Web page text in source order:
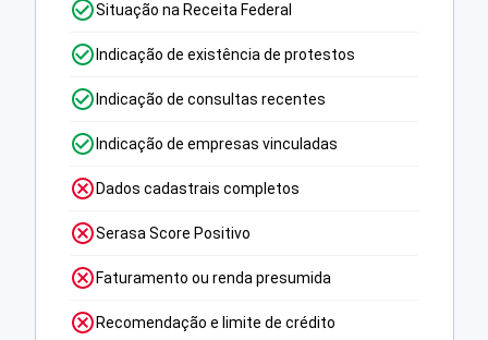
Situação na Receita Federal
Indicação de existência de protestos
Indicação de consultas recentes
Indicação de empresas vinculadas
Dados cadastrais completos
Serasa Score Positivo
Faturamento ou renda presumida
Recomendação e limite de crédito